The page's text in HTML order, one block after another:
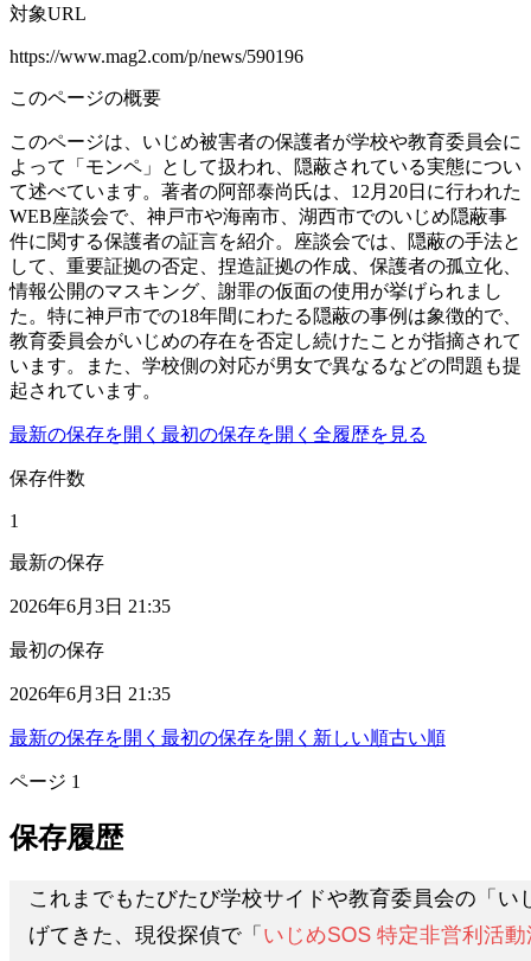
対象URL
https://www.mag2.com/p/news/590196
このページの概要
このページは、いじめ被害者の保護者が学校や教育委員会に
よって「モンペ」として扱われ、隠蔽されている実態につい
て述べています。著者の阿部泰尚氏は、12月20日に行われた
WEB座談会で、神戸市や海南市、湖西市でのいじめ隠蔽事
件に関する保護者の証言を紹介。座談会では、隠蔽の手法と
して、重要証拠の否定、捏造証拠の作成、保護者の孤立化、
情報公開のマスキング、謝罪の仮面の使用が挙げられまし
た。特に神戸市での18年間にわたる隠蔽の事例は象徴的で、
教育委員会がいじめの存在を否定し続けたことが指摘されて
います。また、学校側の対応が男女で異なるなどの問題も提
起されています。
最新の保存を開く 最初の保存を開く 全履歴を見る
保存件数
1
最新の保存
2026年6月3日 21:35
最初の保存
2026年6月3日 21:35
最新の保存を開く 最初の保存を開く 新しい順古い順
ページ 1
保存履歴